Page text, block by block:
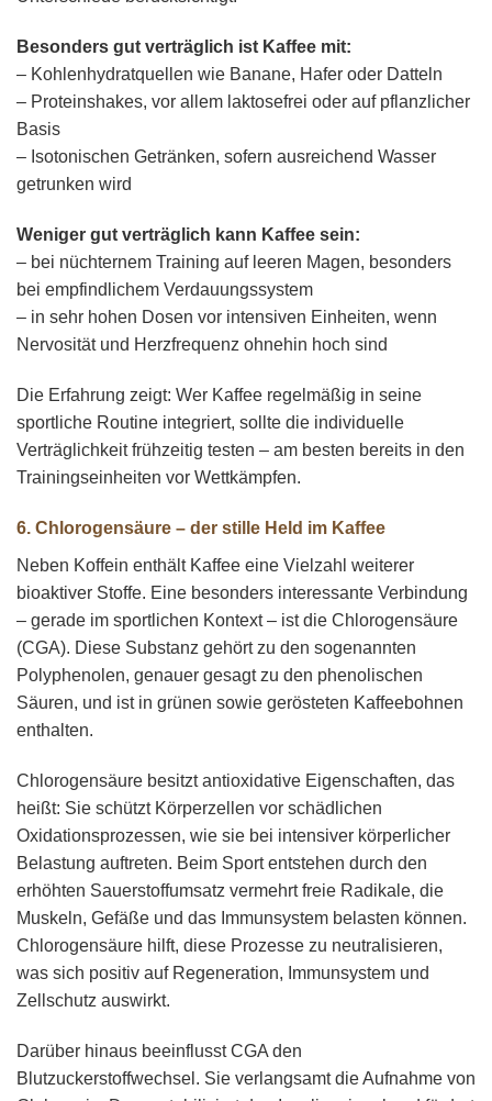
Besonders gut verträglich ist Kaffee mit:
– Kohlenhydratquellen wie Banane, Hafer oder Datteln
– Proteinshakes, vor allem laktosefrei oder auf pflanzlicher
Basis
– Isotonischen Getränken, sofern ausreichend Wasser
getrunken wird
Weniger gut verträglich kann Kaffee sein:
– bei nüchternem Training auf leeren Magen, besonders
bei empfindlichem Verdauungssystem
– in sehr hohen Dosen vor intensiven Einheiten, wenn
Nervosität und Herzfrequenz ohnehin hoch sind
Die Erfahrung zeigt: Wer Kaffee regelmäßig in seine
sportliche Routine integriert, sollte die individuelle
Verträglichkeit frühzeitig testen – am besten bereits in den
Trainingseinheiten vor Wettkämpfen.
6. Chlorogensäure – der stille Held im Kaffee
Neben Koffein enthält Kaffee eine Vielzahl weiterer
bioaktiver Stoffe. Eine besonders interessante Verbindung
– gerade im sportlichen Kontext – ist die Chlorogensäure
(CGA). Diese Substanz gehört zu den sogenannten
Polyphenolen, genauer gesagt zu den phenolischen
Säuren, und ist in grünen sowie gerösteten Kaffeebohnen
enthalten.
Chlorogensäure besitzt antioxidative Eigenschaften, das
heißt: Sie schützt Körperzellen vor schädlichen
Oxidationsprozessen, wie sie bei intensiver körperlicher
Belastung auftreten. Beim Sport entstehen durch den
erhöhten Sauerstoffumsatz vermehrt freie Radikale, die
Muskeln, Gefäße und das Immunsystem belasten können.
Chlorogensäure hilft, diese Prozesse zu neutralisieren,
was sich positiv auf Regeneration, Immunsystem und
Zellschutz auswirkt.
Darüber hinaus beeinflusst CGA den
Blutzuckerstoffwechsel. Sie verlangsamt die Aufnahme von